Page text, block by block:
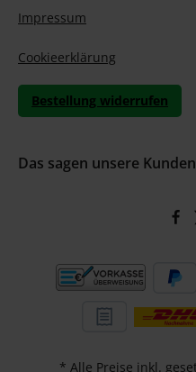
Impressum
Cookieerklärung
Bestellung widerrufen
Das sagen unsere Kunden
* Alle Preise inkl.